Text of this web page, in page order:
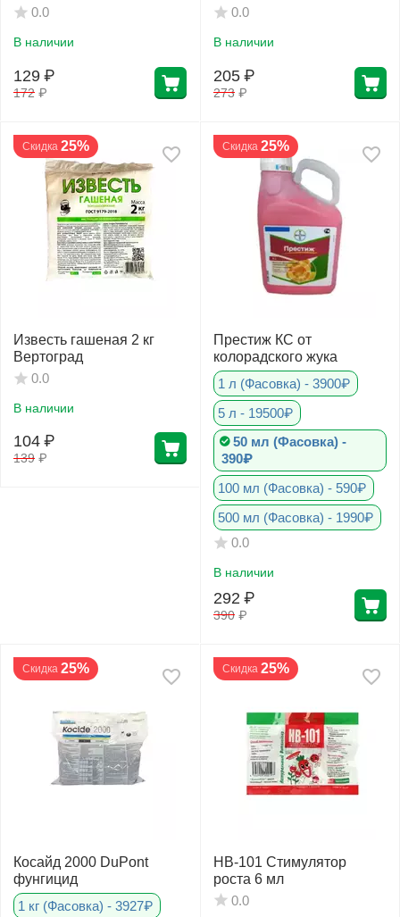
0.0
В наличии
172 ₽
129 ₽
0.0
В наличии
273 ₽
205 ₽
Скидка 25%
Известь гашеная 2 кг
Вертоград
0.0
В наличии
139 ₽
104 ₽
Скидка 25%
Престиж КС от
колорадского жука
1 л (Фасовка) - 3900₽
5 л - 19500₽
50 мл (Фасовка) -
390₽
100 мл (Фасовка) - 590₽
500 мл (Фасовка) - 1990₽
0.0
В наличии
390 ₽
292 ₽
Скидка 25%
Косайд 2000 DuPont
фунгицид
1 кг (Фасовка) - 3927₽
Скидка 25%
НВ-101 Cтимулятор
роста 6 мл
0.0